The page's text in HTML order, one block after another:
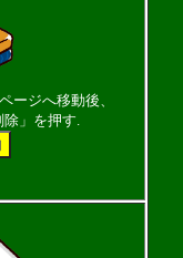
ージへ移動後、
除」を押す.